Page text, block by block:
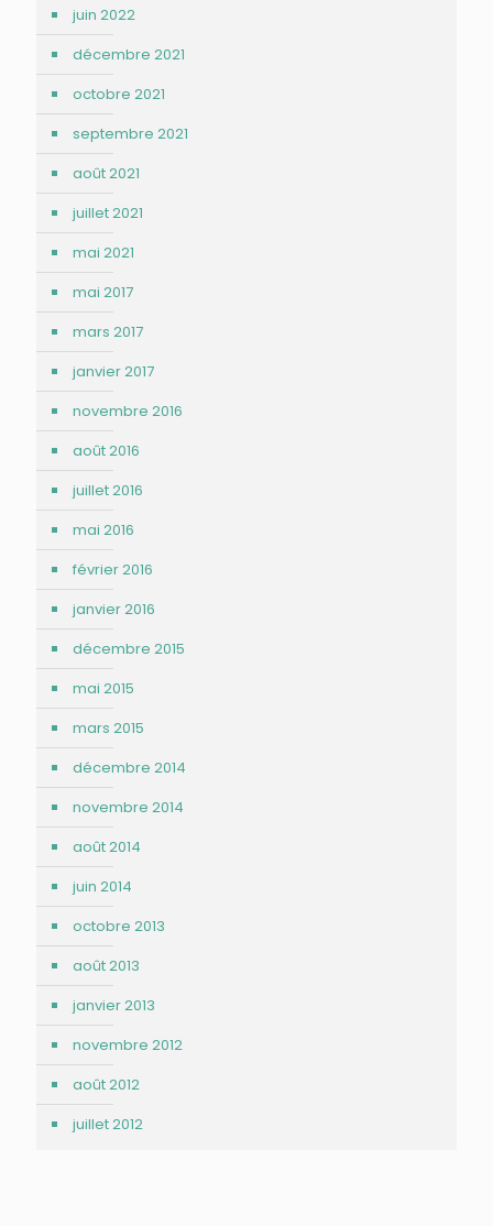
juin 2022
décembre 2021
octobre 2021
septembre 2021
août 2021
juillet 2021
mai 2021
mai 2017
mars 2017
janvier 2017
novembre 2016
août 2016
juillet 2016
mai 2016
février 2016
janvier 2016
décembre 2015
mai 2015
mars 2015
décembre 2014
novembre 2014
août 2014
juin 2014
octobre 2013
août 2013
janvier 2013
novembre 2012
août 2012
juillet 2012